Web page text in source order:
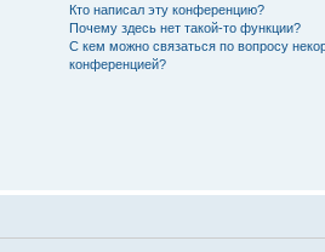
Кто написал эту конференцию?
Почему здесь нет такой-то функции?
С кем можно связаться по вопросу
конференцией?